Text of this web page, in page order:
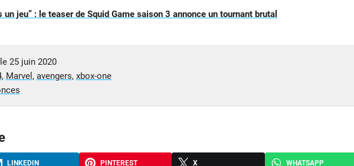
un jeu” : le teaser de Squid Game saison 3 annonce un tournant brutal
25 juin 2020
, Marvel , avengers, xbox-one
LINKEDIN PINTEREST X WHATSAPP